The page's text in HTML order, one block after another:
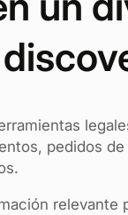
pedidos
relevante